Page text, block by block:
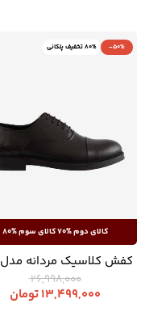
-50% 80% تخفیف پلکانی
کفش کلاسیک مردانه مدل K211
26,998,000
13,499,000تومان